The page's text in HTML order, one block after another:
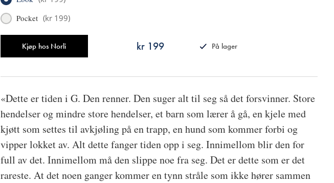
Pocket (kr 199)
Kjøp hos Norli kr 199
På lager
«Dette er tiden i G. Den renner. Den suger alt til seg så det forsvinner. Store
hendelser og mindre store hendelser, et barn som lærer å gå, en kjele med
kjøtt som settes til avkjøling på en trapp, en hund som kommer forbi og
vipper lokket av. Alt dette fanger tiden opp i seg. Innimellom blir den for
full av det. Innimellom må den slippe noe fra seg. Det er dette som er det
rareste. At det noen ganger kommer en tynn stråle som ikke hører sammen